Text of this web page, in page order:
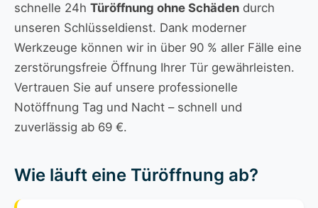
schnelle 24h Türöffnung ohne Schäden durch
unseren Schlüsseldienst. Dank moderner
Werkzeuge können wir in über 90 % aller Fälle eine
zerstörungsfreie Öffnung Ihrer Tür gewährleisten.
Vertrauen Sie auf unsere professionelle
Notöffnung Tag und Nacht – schnell und
zuverlässig ab 69 €.
Wie läuft eine Türöffnung ab?